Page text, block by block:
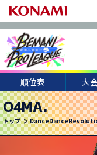
順位表 大
O4MA.
トップ